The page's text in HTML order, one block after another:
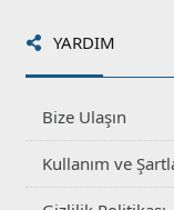
YARDIM
Bize Ulaşın
Kullanım ve